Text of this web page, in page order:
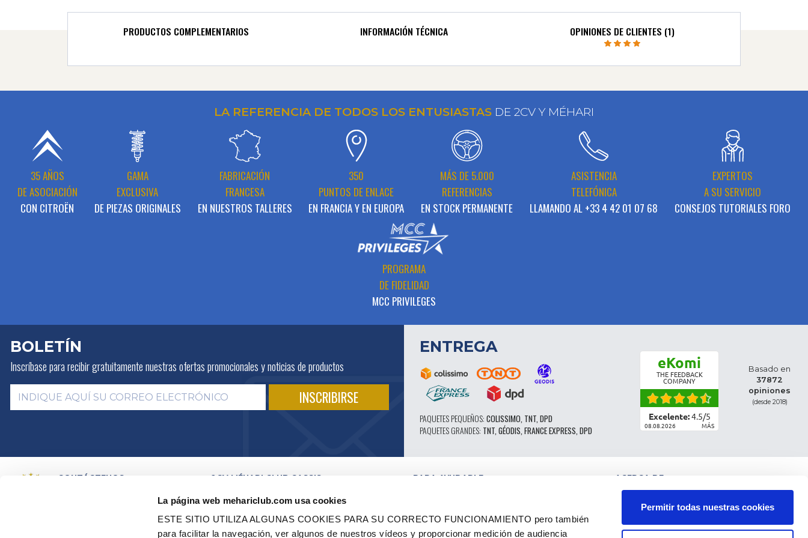
La página web mehariclub.com usa cookies
ESTE SITIO UTILIZA ALGUNAS COOKIES PARA SU CORRECTO FUNCIONAMIENTO pero también
para facilitar la navegación, ver algunos de nuestros vídeos y proporcionar medición de audiencia
Permitir todas nuestras cookies
PRODUCTOS COMPLEMENTARIOS INFORMACIÓN TÉCNICA OPINIONES DE CLIENTES (1)
LA REFERENCIA DE TODOS LOS ENTUSIASTAS DE 2CV Y MÉHARI
35 AÑOS
DE ASOCIACIÓN
CON CITROËN
GAMA
EXCLUSIVA
DE PIEZAS ORIGINALES
FABRICACIÓN
FRANCESA
EN NUESTROS TALLERES
350
PUNTOS DE ENLACE
EN FRANCIA Y EN EUROPA
MÁS DE 5.000
REFERENCIAS
EN STOCK PERMANENTE
ASISTENCIA
TELEFÓNICA
LLAMANDO AL +33 4 42 01 07 68
EXPERTOS
A SU SERVICIO
CONSEJOS TUTORIALES FORO
PROGRAMA
DE FIDELIDAD
MCC PRIVILEGES
BOLETÍN
Inscríbase para recibir gratuitamentenuestras ofertas promocionales y noticias de productos
ENTREGA
PAQUETES PEQUEÑOS: COLISSIMO, TNT, DPD
PAQUETES GRANDES: TNT, GÉODIS, FRANCE EXPRESS, DPD
eKomi
THE FEEDBACK
COMPANY
Excelente:4.5/5
08.08.2026 MÁS
Basado en
37872
opiniones
(desde 2018)
CONTÁCTENOS
+ 33 (0)4 42
2CV MÉHARI CLUB CASSIS
ACTIVIDADES
PRESENTACIÓN EN VÍDEO
PARA AYUDARLE
CATÁLOGO
ACERCA DE
CLASIFICACIÓN DE LAS PIEZAS
CONDICIONES GENERALES DE VENTA
NOTAS LEGALES